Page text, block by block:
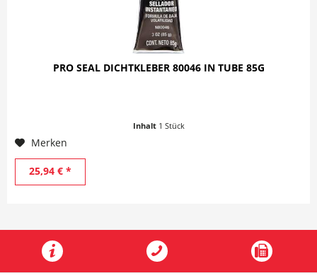
PRO SEAL DICHTKLEBER 80046 IN TUBE 85G
Inhalt 1 Stück
Merken
25,94 € *